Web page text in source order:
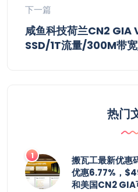
下一篇
咸鱼科技荷兰CN2 GIA
SSD/1T流量/300M带
热门
搬瓦工最新优惠
优惠6.77%，
和美国CN2 GIA